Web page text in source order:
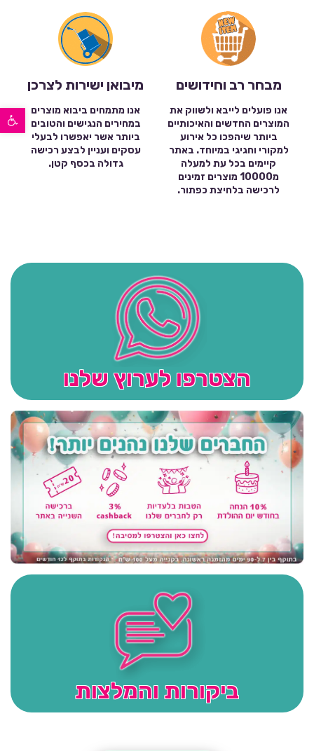
פתח סרגל נגישות
מבחר רב וחידושים
אנו פועלים לייבא ולשווק את
המוצרים החדשים והאיכותיים
ביותר שיהפכו כל אירוע
למקורי וחגיגי במיוחד. באתר
קיימים בכל עת למעלה
מ10000 מוצרים זמינים
לרכישה בלחיצת כפתור.
מיבואן ישירות לצרכן
אנו מתמחים ביבוא מוצרים
במחירים הנגישים והטובים
ביותר אשר יאפשרו לבעלי
עסקים ועניין לבצע רכישה
גדולה בכסף קטן.
הצטרפו לערוץ שלנו
ביקורות והמלצות